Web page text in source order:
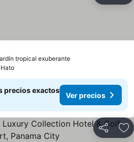
tropical exuberanteVer precios
precios
precios exactos
Ver precios
Compartir